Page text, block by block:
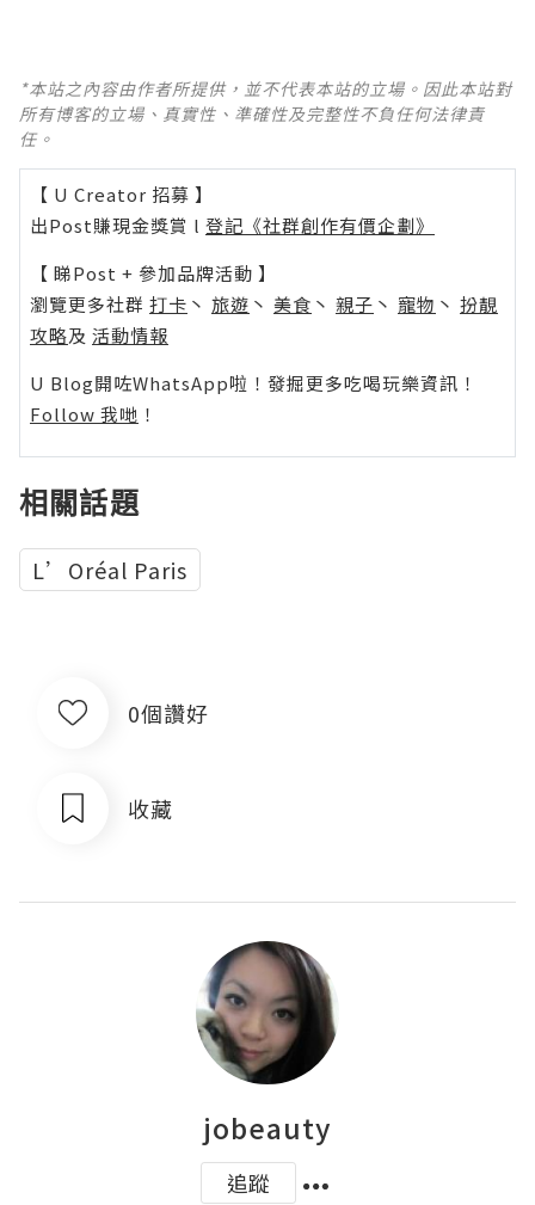
*本站之內容由作者所提供，並不代表本站的立場。因此本站對
所有博客的立場、真實性、準確性及完整性不負任何法律責
任。
【 U Creator 招募 】
出Post賺現金獎賞 l 登記《社群創作有價企劃》
【 睇Post + 參加品牌活動 】
瀏覽更多社群 打卡 丶 旅遊 丶 美食 丶 親子 丶 寵物 丶 扮靚
攻略及 活動情報
U Blog開咗WhatsApp啦！發掘更多吃喝玩樂資訊！
Follow 我哋 ！
相關話題
L’Oréal Paris
0個讚好
收藏
jobeauty
追蹤